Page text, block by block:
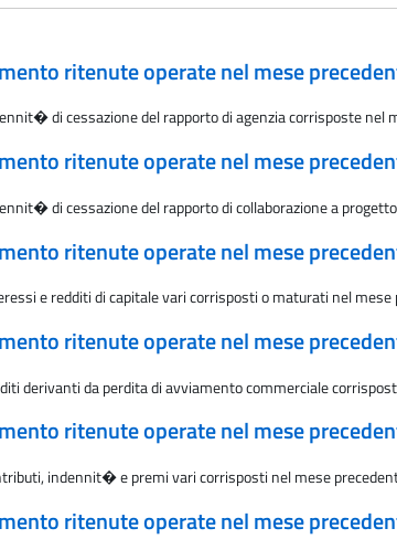
ritenute operate nel mese
di cessazione del rapporto di agenzia corrisposte nel
ritenute operate nel mese
di cessazione del rapporto di collaborazione a
ritenute operate nel mese
e redditi di capitale vari corrisposti o maturati nel mese
ritenute operate nel mese
derivanti da perdita di avviamento commerciale
ritenute operate nel mese
indennit� e premi vari corrisposti nel mese
ritenute operate nel mese